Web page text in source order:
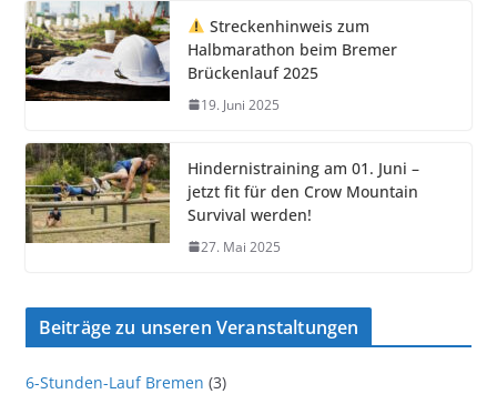
Streckenhinweis zum
Halbmarathon beim Bremer
Brückenlauf 2025
19. Juni 2025
Hindernistraining am 01. Juni –
jetzt fit für den Crow Mountain
Survival werden!
27. Mai 2025
Beiträge zu unseren Veranstaltungen
6-Stunden-Lauf Bremen (3)